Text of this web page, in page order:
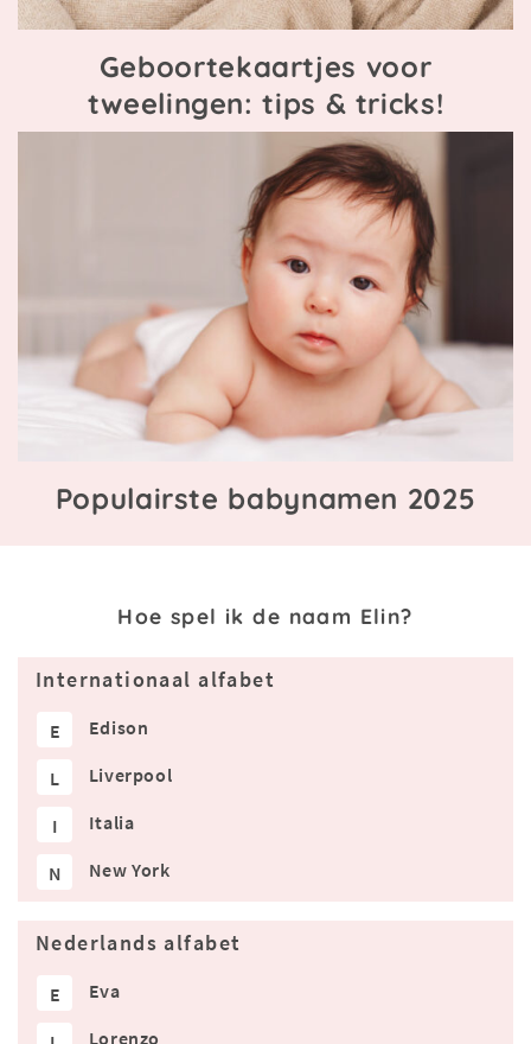
Geboortekaartjes voor
tweelingen: tips & tricks!
Populairste babynamen 2025
Hoe spel ik de naam Elin?
Internationaal alfabet
E Edison
L Liverpool
I Italia
N New York
Nederlands alfabet
E Eva
Lorenzo